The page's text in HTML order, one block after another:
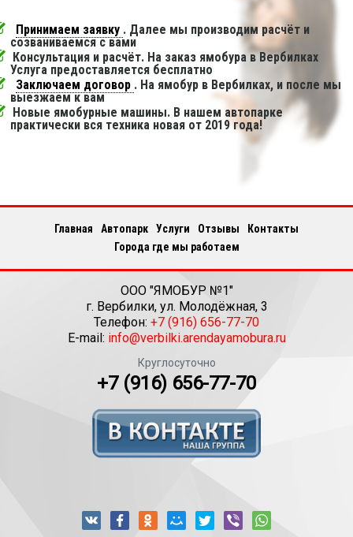
Принимаем заявку . Далее мы производим расчёт и
созваниваемся с вами
Консультация и расчёт. На заказ ямобура в Вербилках
Услуга предоставляется бесплатно
Заключаем договор . На ямобур в Вербилках, и после мы
выезжаем к вам
Новые ямобурные машины. В нашем автопарке
практически вся техника новая от 2019 года!
Главная Автопарк Услуги Отзывы
Контакты
Города где мы работаем
ООО "ЯМОБУР №1"
г. Вербилки, ул. Молодёжная, 3
Телефон: +7 (916) 656-77-70
E-mail: info@verbilki.arendayamobura.ru
Круглосуточно
+7 (916) 656-77-70